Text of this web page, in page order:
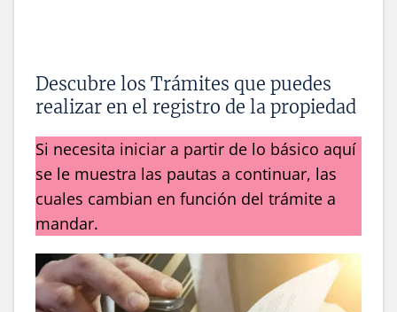
Descubre los Trámites que puedes
realizar en el registro de la propiedad
Si necesita iniciar a partir de lo básico aquí
se le muestra las pautas a continuar, las
cuales cambian en función del trámite a
mandar.